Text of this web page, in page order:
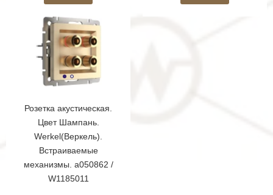
Розетка акустическая.
Цвет Шампань.
Werkel(Веркель).
Встраиваемые
механизмы. a050862 /
W1185011